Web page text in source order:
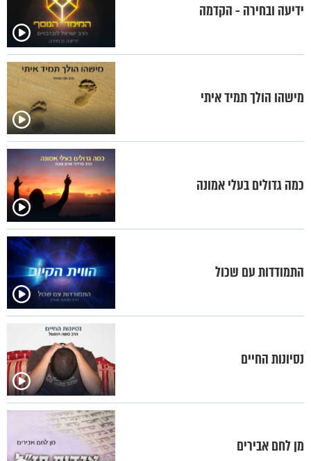
ידיעה ובחירה - הקדמה
מישהו הולך תמיד איתי
כמה גדולים בעלי אמונה
התמודדות עם שכול
נסיונות החיים
מן לחם אבירים